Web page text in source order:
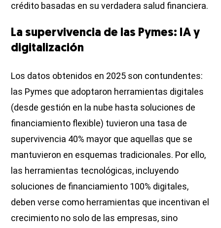
crédito basadas en su verdadera salud financiera.
La supervivencia de las Pymes: IA y
digitalización
Los datos obtenidos en 2025 son contundentes:
las Pymes que adoptaron herramientas digitales
(desde gestión en la nube hasta soluciones de
financiamiento flexible) tuvieron una tasa de
supervivencia 40% mayor que aquellas que se
mantuvieron en esquemas tradicionales. Por ello,
las herramientas tecnológicas, incluyendo
soluciones de financiamiento 100% digitales,
deben verse como herramientas que incentivan el
crecimiento no solo de las empresas, sino